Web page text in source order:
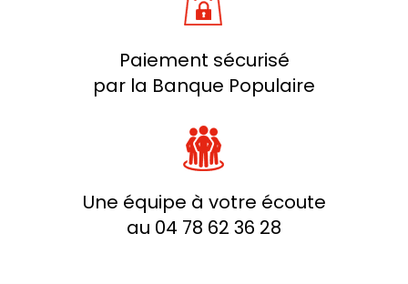
Paiement sécurisé
par la Banque Populaire
Une équipe à votre écoute
au 04 78 62 36 28